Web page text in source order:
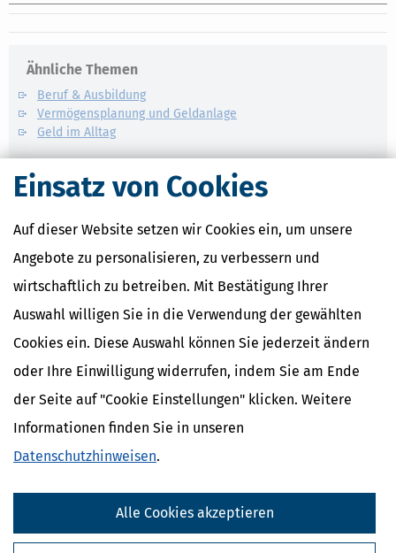
Einsatz von Cookies
Auf dieser Website setzen wir Cookies ein, um unsere
Angebote zu personalisieren, zu verbessern und
wirtschaftlich zu betreiben. Mit Bestätigung Ihrer
Auswahl willigen Sie in die Verwendung der gewählten
Cookies ein. Diese Auswahl können Sie jederzeit ändern
oder Ihre Einwilligung widerrufen, indem Sie am Ende
der Seite auf "Cookie Einstellungen" klicken. Weitere
Informationen finden Sie in unseren
Datenschutzhinweisen.
Alle Cookies akzeptieren
Ähnliche Themen
Beruf & Ausbildung
Vermögensplanung und Geldanlage
Geld im Alltag
Verwandte Lexikon-Begriffe
Mindestlohn
Abschlagszahlung
Anwesenheitsprämien
Kostenlose Steuertipps & News